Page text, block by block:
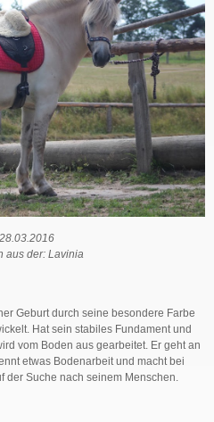
aus der: Lavinia
Geburt durch seine besondere Farbe
Hat sein stabiles Fundament und
vom Boden aus gearbeitet. Er geht an
etwas Bodenarbeit und macht bei
der Suche nach seinem Menschen.